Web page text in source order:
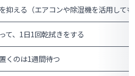
抑える（エアコンや除湿機を活用して
て、1日1回乾拭きをする
くのは1週間待つ